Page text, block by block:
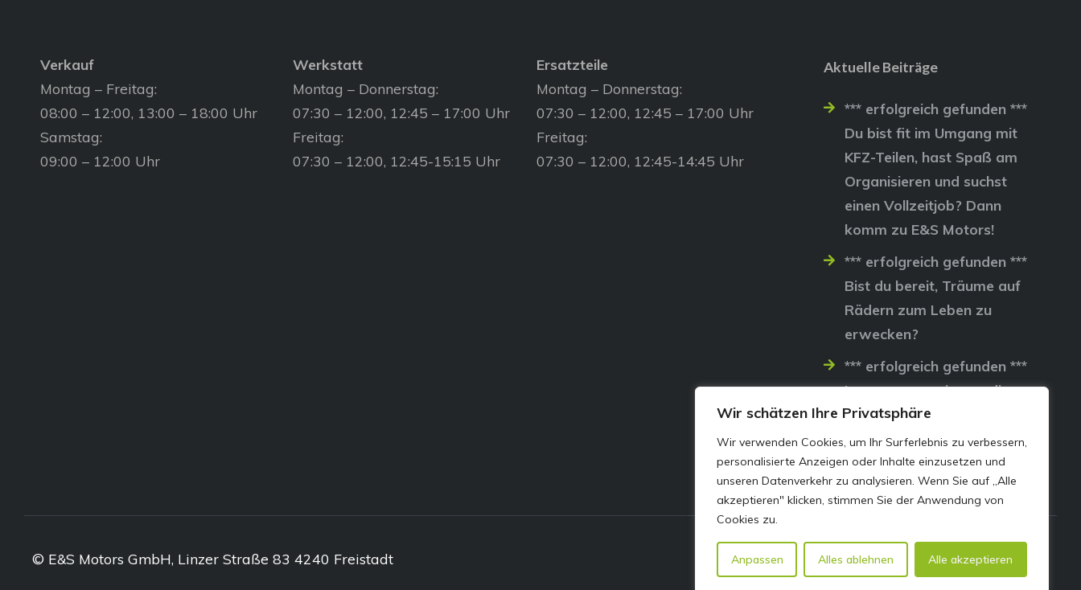
Wir schätzen Ihre Privatsphäre
Wir verwenden Cookies, um Ihr Surferlebnis zu verbessern,
personalisierte Anzeigen oder Inhalte einzusetzen und
unseren Datenverkehr zu analysieren. Wenn Sie auf „Alle
akzeptieren" klicken, stimmen Sie der Anwendung von
Cookies zu.
Anpassen Alles ablehnen Alle akzeptieren
Verkauf
Montag – Freitag:
08:00 – 12:00, 13:00 – 18:00 Uhr
Samstag:
09:00 – 12:00 Uhr
Werkstatt
Montag – Donnerstag:
07:30 – 12:00, 12:45 – 17:00 Uhr
Freitag:
07:30 – 12:00, 12:45-15:15 Uhr
Ersatzteile
Montag – Donnerstag:
07:30 – 12:00, 12:45 – 17:00 Uhr
Freitag:
07:30 – 12:00, 12:45-14:45 Uhr
Aktuelle Beiträge
*** erfolgreich gefunden ***
Du bist fit im Umgang mit
KFZ-Teilen, hast Spaß am
Organisieren und suchst
einen Vollzeitjob? Dann
komm zu E&S Motors!
*** erfolgreich gefunden ***
Bist du bereit, Träume auf
Rädern zum Leben zu
erwecken?
*** erfolgreich gefunden ***
Lass uns gemeinsam die
Straßen erobern…
© E&S Motors GmbH, Linzer Straße 83 4240 Freistadt